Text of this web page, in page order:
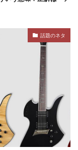
話題のネタ